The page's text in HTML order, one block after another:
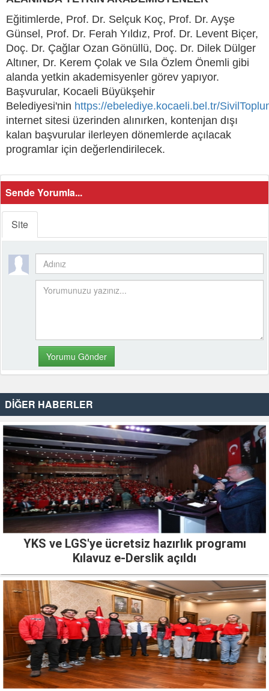
Eğitimlerde, Prof. Dr. Selçuk Koç, Prof. Dr. Ayşe
Günsel, Prof. Dr. Ferah Yıldız, Prof. Dr. Levent Biçer,
Doç. Dr. Çağlar Ozan Gönüllü, Doç. Dr. Dilek Dülger
Altıner, Dr. Kerem Çolak ve Sıla Özlem Önemli gibi
alanda yetkin akademisyenler görev yapıyor.
Başvurular, Kocaeli Büyükşehir
Belediyesi'nin https://ebelediye.kocaeli.bel.tr/
internet sitesi üzerinden alınırken, kontenjan dışı
kalan başvurular ilerleyen dönemlerde açılacak
programlar için değerlendirilecek.
Sende Yorumla...
Site
DİĞER HABERLER
YKS ve LGS'ye ücretsiz hazırlık programı
Kılavuz e-Derslik açıldı